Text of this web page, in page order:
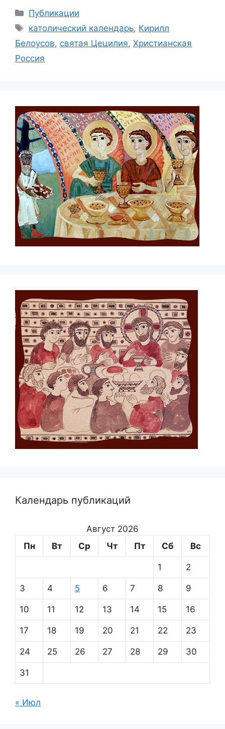
Рубрики
Публикации
Метки
католический календарь, Кирилл
Белоусов, святая Цецилия, Христианская
Россия
Календарь публикаций
Август 2026
Пн
Вт Ср Чт Пт Сб Вс
1 2
3 4 5 6 7 8 9
10 11 12 13 14 15 16
17 18 19 20 21 22 23
24 25 26 27 28 29 30
31
« Июл